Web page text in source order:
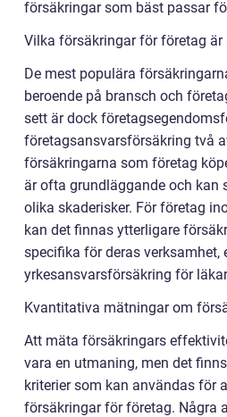
försäkringar som bäst passar
Vilka försäkringar för företag är
De mest populära
beroende på bransch och
sett är dock
företagsansvarsförsäkring två
försäkringarna som företag
är ofta grundläggande och kan
olika skaderisker. För företag
kan det finnas ytterligare
specifika för deras verksamhet,
yrkesansvarsförsäkring för
Kvantitativa mätningar om
Att mäta försäkringars
vara en utmaning, men det
kriterier som kan användas för
försäkringar för företag. Några